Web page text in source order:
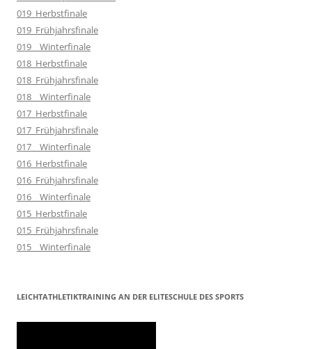
019_Herbstfinale
019_Frühjahrsfinale
019__Winterfinale
018_Herbstfinale
018_Frühjahrsfinale
018__Winterfinale
017_Herbstfinale
017_Frühjahrsfinale
017__Winterfinale
016_Herbstfinale
016_Frühjahrsfinale
016__Winterfinale
015_Herbstfinale
015_Frühjahrsfinale
015__Winterfinale
LEICHTATHLETIKTRAINING AN DER ELITESCHULE DES SPORTS